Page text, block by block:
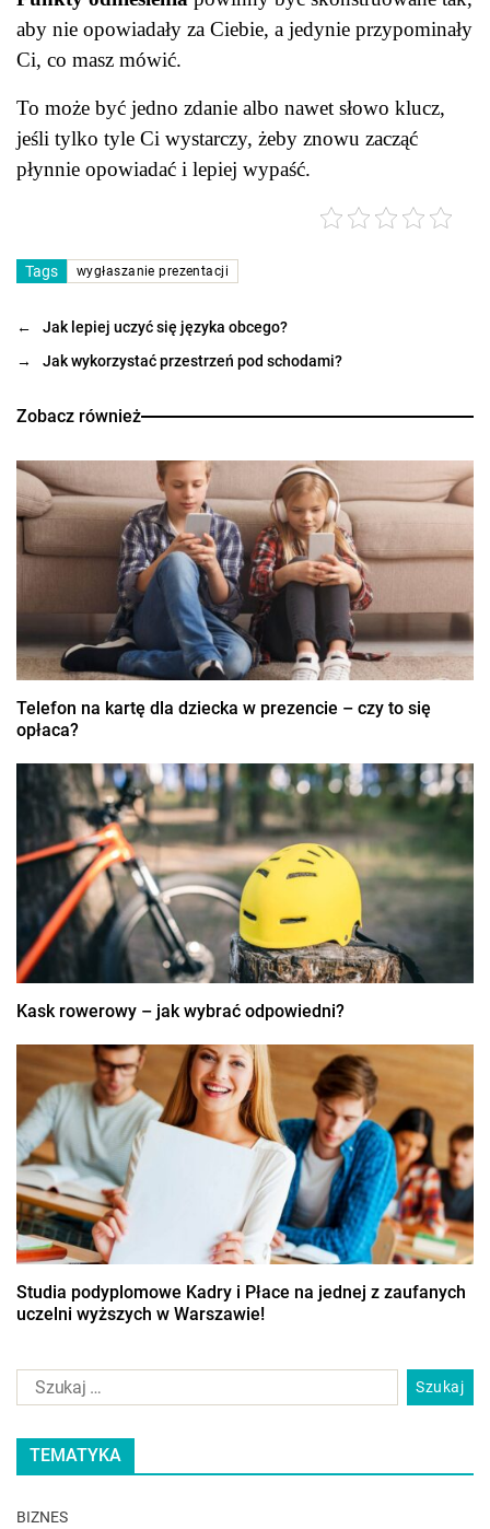
aby nie opowiadały za Ciebie, a jedynie przypominały
Ci, co masz mówić.
To może być jedno zdanie albo nawet słowo klucz,
jeśli tylko tyle Ci wystarczy, żeby znowu zacząć
płynnie opowiadać i lepiej wypaść.
Tags wygłaszanie prezentacji
←
Jak lepiej uczyć się języka obcego?
→
Jak wykorzystać przestrzeń pod schodami?
Zobacz również
Telefon na kartę dla dziecka w prezencie – czy to się
opłaca?
Kask rowerowy – jak wybrać odpowiedni?
Studia podyplomowe Kadry i Płace na jednej z zaufanych
uczelni wyższych w Warszawie!
TEMATYKA
BIZNES